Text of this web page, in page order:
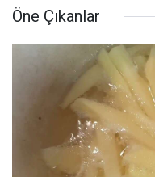
Öne Çıkanlar